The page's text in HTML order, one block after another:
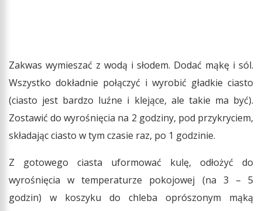
Zakwas wymieszać z wodą i słodem. Dodać mąkę i sól.
Wszystko dokładnie połączyć i wyrobić gładkie ciasto
(ciasto jest bardzo luźne i klejące, ale takie ma być).
Zostawić do wyrośnięcia na 2 godziny, pod przykryciem,
składając ciasto w tym czasie raz, po 1 godzinie.
Z gotowego ciasta uformować kulę, odłożyć do
wyrośnięcia w temperaturze pokojowej (na 3 – 5
godzin) w koszyku do chleba oprószonym mąką